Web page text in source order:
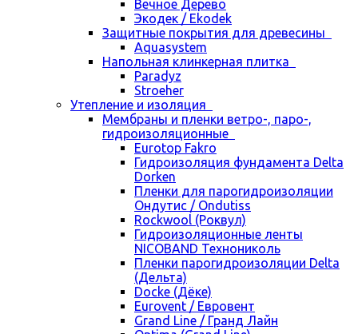
Вечное Дерево
Экодек / Ekodek
Защитные покрытия для древесины
Aquasystem
Напольная клинкерная плитка
Paradyz
Stroeher
Утепление и изоляция
Мембраны и пленки ветро-, паро-,
гидроизоляционные
Eurotop Fakro
Гидроизоляция фундамента Delta
Dorken
Пленки для парогидроизоляции
Ондутис / Ondutiss
Rockwool (Роквул)
Гидроизоляционные ленты
NICOBAND Технониколь
Пленки парогидроизоляции Delta
(Дельта)
Docke (Дёке)
Eurovent / Евровент
Grand Line / Гранд Лайн